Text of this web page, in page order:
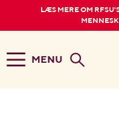
LÆS MERE OM
MENU